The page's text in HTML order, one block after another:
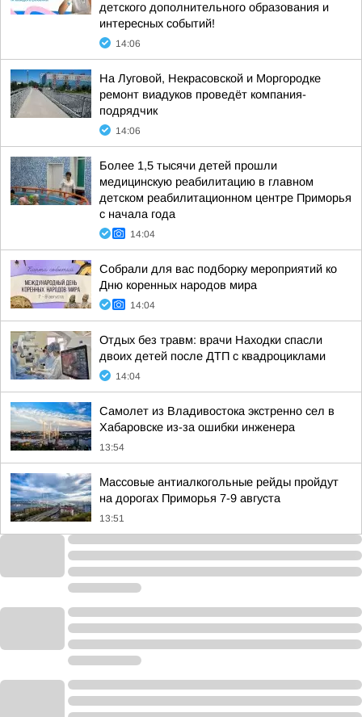
детского дополнительного образования и
интересных событий!
14:06
На Луговой, Некрасовской и Моргородке
ремонт виадуков проведёт компания-
подрядчик
14:06
Более 1,5 тысячи детей прошли
медицинскую реабилитацию в главном
детском реабилитационном центре Приморья
с начала года
14:04
Собрали для вас подборку мероприятий ко
Дню коренных народов мира
14:04
Отдых без травм: врачи Находки спасли
двоих детей после ДТП с квадроциклами
14:04
Самолет из Владивостока экстренно сел в
Хабаровске из-за ошибки инженера
13:54
Массовые антиалкогольные рейды пройдут
на дорогах Приморья 7-9 августа
13:51